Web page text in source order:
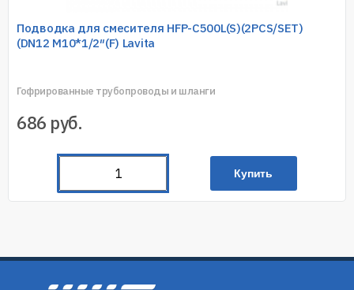
Подводка для смесителя HFP-C500L(S)(2PCS/SET)
(DN12 M10*1/2″(F) Lavita
Гофрированные трубопроводы и шланги
686 руб.
Купить